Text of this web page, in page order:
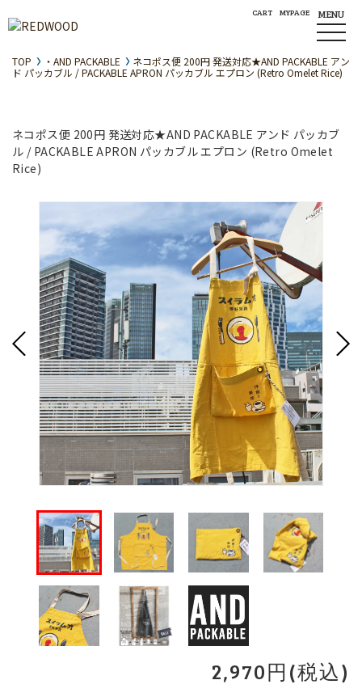
CART MYPAGE MENU
TOP ・AND PACKABLE
ネコポス便 200円 発送対応★AND PACKABLE アン
ド パッカブル / PACKABLE APRON パッカブル エプロン (Retro Omelet Rice)
ネコポス便 200円 発送対応★AND PACKABLE アンド パッカブ
ル / PACKABLE APRON パッカブル エプロン (Retro Omelet
Rice)
2,970円(税込)